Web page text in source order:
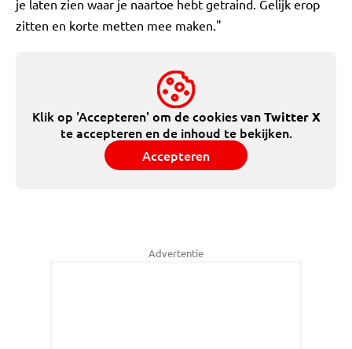
je laten zien waar je naartoe hebt getraind. Gelijk erop
zitten en korte metten mee maken."
Klik op 'Accepteren' om de cookies vanTwitter X
te accepteren en de inhoud te bekijken.
Accepteren
Advertentie